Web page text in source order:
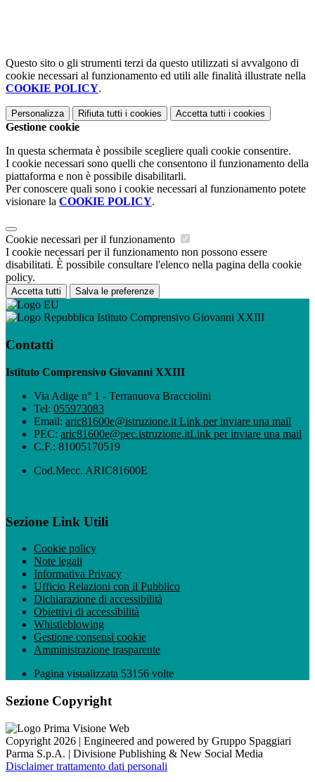
Questo sito o gli strumenti terzi da questo utilizzati si avvalgono di
cookie necessari al funzionamento ed utili alle finalità illustrate nella
COOKIE POLICY.
Personalizza Rifiuta tutti i cookies Accetta tutti i cookies
Gestione cookie
In questa schermata è possibile scegliere quali cookie consentire.
I cookie necessari sono quelli che consentono il funzionamento della
piattaforma e non è possibile disabilitarli.
Per conoscere quali sono i cookie necessari al funzionamento potete
visionare la COOKIE POLICY.
Cookie necessari per il funzionamento
I cookie necessari per il funzionamento non possono essere
disabilitati. È possibile consultare l'elenco nella pagina della cookie
policy.
Accetta tutti Salva le preferenze
Istituto Comprensivo Giovanni XXIII
Contatti
Istituto Comprensivo Giovanni XXIII
Via Adige n° 1 - Terranuova Bracciolini
Tel: 055973083
Email: aric81600e@istruzione.it Link per inviare una mail
PEC: aric81600e@pec.istruzione.itLink per inviare una mail
C.F.: 81005170519
Cod.Mecc. ARIC81600E
Sezione Link Utili
Cookie policy
Note legali
Informativa Privacy
Ufficio Relazioni con il Pubblico
Dichiarazione di accessibilità
Obiettivi di accessibilità
Whistleblowing
Gestione consensi cookie
Amministrazione trasparente
Pagina visualizzata 53156 volte
Sezione Copyright
Copyright 2026 | Engineered and powered by Gruppo Spaggiari
Parma S.p.A. | Divisione Publishing & New Social Media
Disclaimer trattamento dati personali